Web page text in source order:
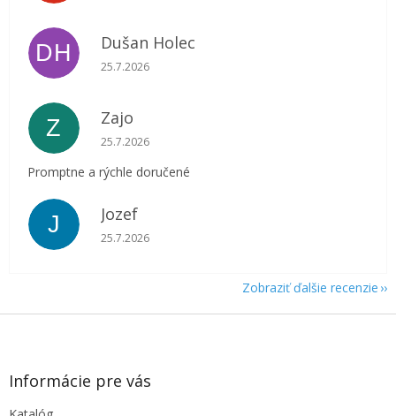
DH Dušan Holec
Hodnotenie obchodu je 5 z 5 hviezdičiek.
25.7.2026
Z Zajo
Hodnotenie obchodu je 5 z 5 hviezdičiek.
25.7.2026
Promptne a rýchle doručené
J Jozef
Hodnotenie obchodu je 5 z 5 hviezdičiek.
25.7.2026
Zobraziť ďalšie recenzie
Z
Informácie pre vás